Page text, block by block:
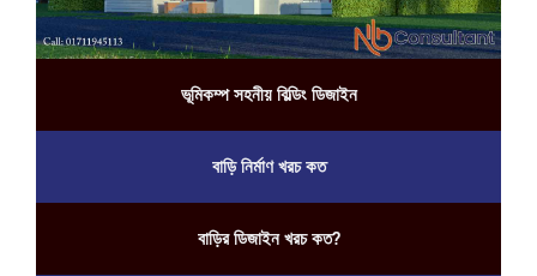
ভূমিকম্প সহনীয় বিল্ডিং ডিজাইন
বাড়ি নির্মাণ খরচ কত
বাড়ির ডিজাইন খরচ কত?